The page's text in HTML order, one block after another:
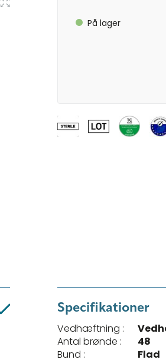
På lager
Specifikationer
Vedhæftning :
Antal brønde :
48
Bund :
Flad